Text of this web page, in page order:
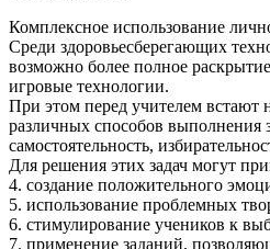
Комплексное использование
Среди здоровьесберегающих
возможно более полное
игровые технологии.
При этом перед учителем встают
различных способов выполнения
самостоятельность,
Для решения этих задач могут
4. создание положительного
5. использование проблемных
6. стимулирование учеников к
7. применение заданий,